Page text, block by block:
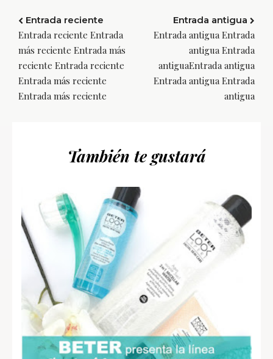
Entrada reciente
Entrada reciente Entrada
más reciente Entrada más
reciente Entrada reciente
Entrada más reciente
Entrada más reciente
Entrada antigua
Entrada antigua Entrada
antigua Entrada
antiguaEntrada antigua
Entrada antigua Entrada
antigua
También te gustará